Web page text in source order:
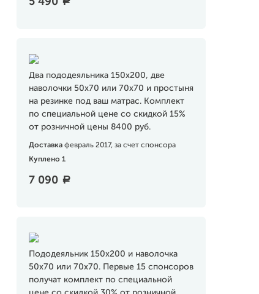
Два пододеяльника 150х200, две
наволочки 50х70 или 70х70 и простыня
на резинке под ваш матрас. Комплект
по специальной цене со скидкой 15%
от розничной цены 8400 руб.
Доставка февраль 2017, за счет спонсора
Куплено 1
7 090 a
Пододеяльник 150х200 и наволочка
50х70 или 70х70. Первые 15 спонсоров
получат комплект по специальной